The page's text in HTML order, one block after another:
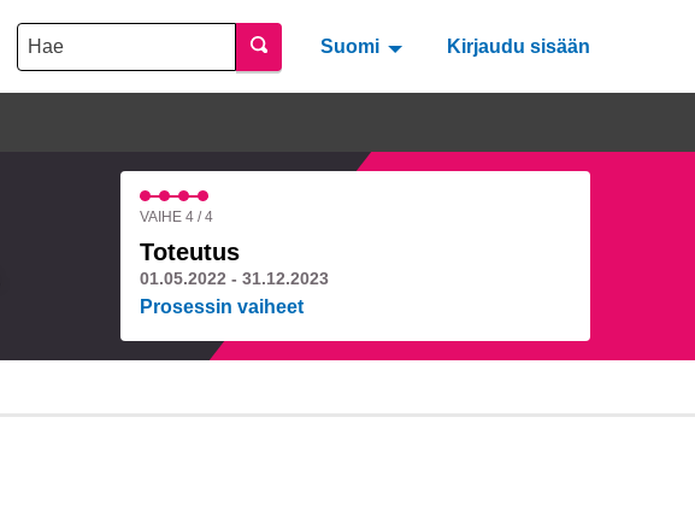
Hae Suomi Valitse kieli Välj språk
Kirjaudu sisään
VAIHE 4 / 4
Toteutus
01.05.2022 - 31.12.2023
Prosessin vaiheet